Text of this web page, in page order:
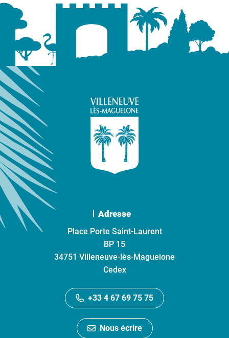
Adresse
Place Porte Saint-Laurent
BP 15
34751 Villeneuve-lès-Maguelone
Cedex
+33 4 67 69 75 75
Nous écrire